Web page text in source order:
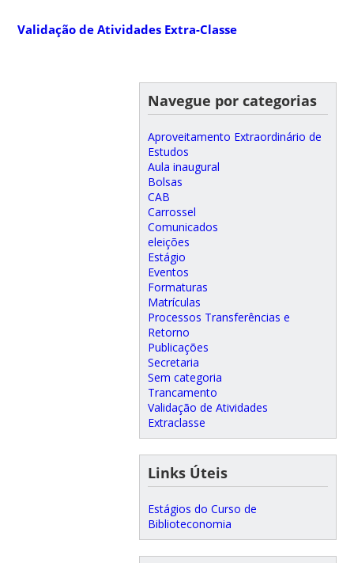
Validação de Atividades Extra-Classe
Navegue por categorias
Aproveitamento Extraordinário de
Estudos
Aula inaugural
Bolsas
CAB
Carrossel
Comunicados
eleições
Estágio
Eventos
Formaturas
Matrículas
Processos Transferências e
Retorno
Publicações
Secretaria
Sem categoria
Trancamento
Validação de Atividades
Extraclasse
Links Úteis
Estágios do Curso de
Biblioteconomia